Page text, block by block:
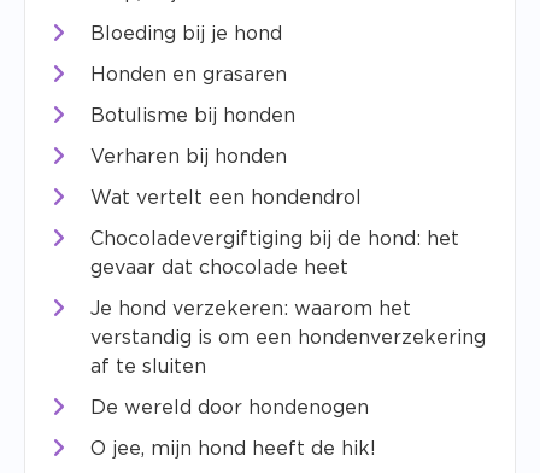
Bloeding bij je hond
Honden en grasaren
Botulisme bij honden
Verharen bij honden
Wat vertelt een hondendrol
Chocoladevergiftiging bij de hond: het
gevaar dat chocolade heet
Je hond verzekeren: waarom het
verstandig is om een hondenverzekering
af te sluiten
De wereld door hondenogen
O jee, mijn hond heeft de hik!